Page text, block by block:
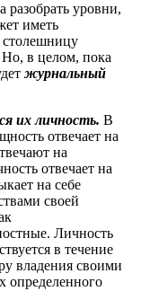
уровни,
иметь
столешницу
в целом, пока
журнальный
их личность. В
отвечает на
на
отвечает на
на себе
своей
Личность
в течение
владения своими
определенного